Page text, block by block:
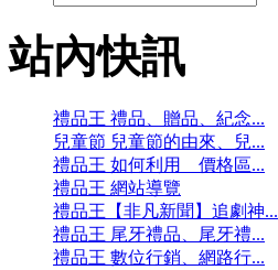
站內快訊
禮品王 禮品、贈品、紀念...
兒童節 兒童節的由來、兒...
禮品王 如何利用 價格區...
禮品王 網站導覽
禮品王【非凡新聞】追劇神...
禮品王 尾牙禮品、尾牙禮...
禮品王 數位行銷、網路行...